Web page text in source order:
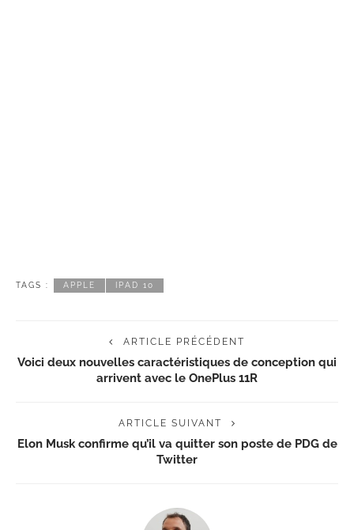
TAGS : APPLE IPAD 10
ARTICLE PRÉCÉDENT
Voici deux nouvelles caractéristiques de conception qui
arrivent avec le OnePlus 11R
ARTICLE SUIVANT
Elon Musk confirme qu’il va quitter son poste de PDG de
Twitter